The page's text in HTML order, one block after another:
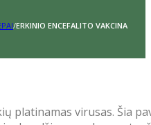
/ERKINIO ENCEFALITO VAKCINA
platinamas virusas. Šia